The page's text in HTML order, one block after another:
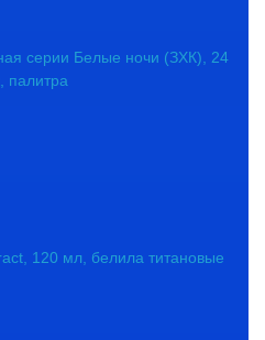
серии Белые ночи (ЗХК), 24
палитра
120 мл, белила титановые